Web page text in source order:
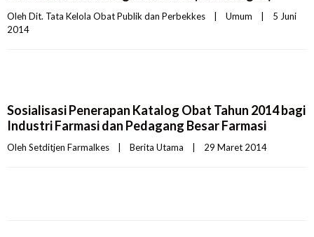
Oleh Dit. Tata Kelola Obat Publik dan Perbekkes Umum
5 Juni
2014
Sosialisasi Penerapan Katalog Obat Tahun 2014 bagi
Industri Farmasi dan Pedagang Besar Farmasi
Oleh Setditjen Farmalkes Berita Utama 29 Maret 2014